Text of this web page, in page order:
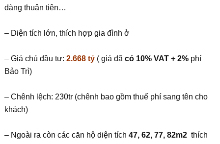
dàng thuận tiện…
– Diện tích lớn, thích hợp gia đình ở
– Giá chủ đầu tư: 2.668 tỷ( giá đã có 10% VAT + 2%phí
Bảo Trì)
– Chênh lệch: 230tr (chênh bao gồm thuế phí sang tên cho
khách)
– Ngoài ra còn các căn hộ diện tích 47, 62, 77, 82m2thích